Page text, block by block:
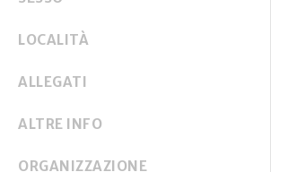
LOCALITÀ
ALLEGATI
ALTRE INFO
ORGANIZZAZIONE